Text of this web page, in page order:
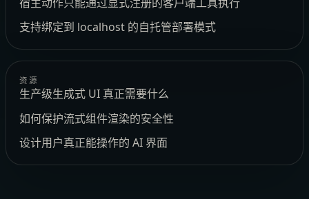
支持绑定到 localhost 的自托管部署模式
资源
生产级生成式 UI 真正需要什么
如何保护流式组件渲染的安全性
设计用户真正能操作的 AI 界面